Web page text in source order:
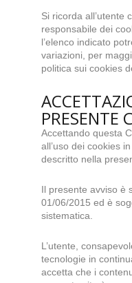
Si ricorda all’utente
responsabile dei
l’elenco indicato
variazioni, per
politica sui cookies
PRESENTE
Accettando questa
all’uso dei cookies
descritto nella
Il presente avviso è
01/06/2015 ed è
sistematica.
L’utente,
tecnologie in
accetta che i